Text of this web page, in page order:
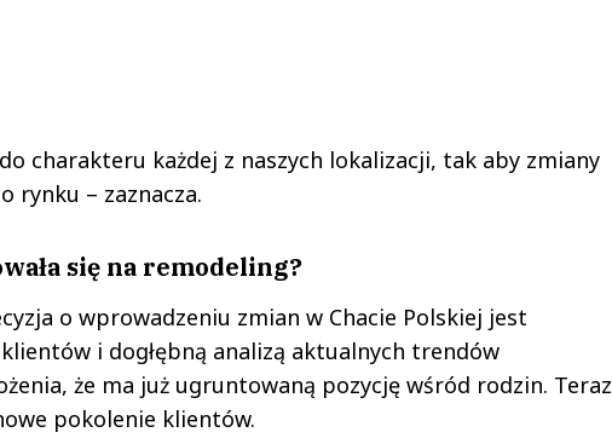
charakteru każdej z naszych lokalizacji, tak aby zmiany
rynku – zaznacza.
się na remodeling?
o wprowadzeniu zmian w Chacie Polskiej jest
i dogłębną analizą aktualnych trendów
że ma już ugruntowaną pozycję wśród rodzin. Teraz
pokolenie klientów.